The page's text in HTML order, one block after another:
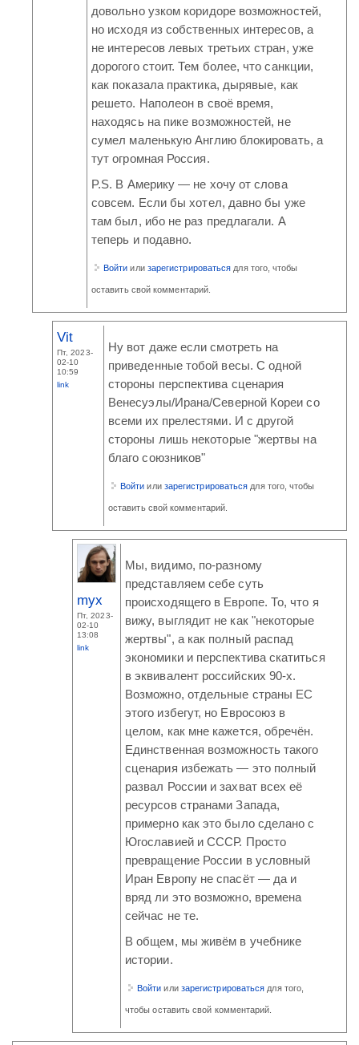
довольно узком коридоре возможностей,
но исходя из собственных интересов, а
не интересов левых третьих стран, уже
дорогого стоит. Тем более, что санкции,
как показала практика, дырявые, как
решето. Наполеон в своё время,
находясь на пике возможностей, не
сумел маленькую Англию блокировать, а
тут огромная Россия.
P.S. В Америку — не хочу от слова
совсем. Если бы хотел, давно бы уже
там был, ибо не раз предлагали. А
теперь и подавно.
Войти или зарегистрироваться для того, чтобы
оставить свой комментарий.
Vit
Пт, 2023-
02-10
10:59
link
Ну вот даже если смотреть на
приведенные тобой весы. С одной
стороны перспектива сценария
Венесуэлы/Ирана/Северной Кореи со
всеми их прелестями. И с другой
стороны лишь некоторые "жертвы на
благо союзников"
Войти или зарегистрироваться для того, чтобы
оставить свой комментарий.
myx
Пт, 2023-
02-10
13:08
link
Мы, видимо, по-разному
представляем себе суть
происходящего в Европе. То, что я
вижу, выглядит не как "некоторые
жертвы", а как полный распад
экономики и перспектива скатиться
в эквивалент российских 90-х.
Возможно, отдельные страны ЕС
этого избегут, но Евросоюз в
целом, как мне кажется, обречён.
Единственная возможность такого
сценария избежать — это полный
развал России и захват всех её
ресурсов странами Запада,
примерно как это было сделано с
Югославией и СССР. Просто
превращение России в условный
Иран Европу не спасёт — да и
вряд ли это возможно, времена
сейчас не те.
В общем, мы живём в учебнике
истории.
Войти или зарегистрироваться для того,
чтобы оставить свой комментарий.